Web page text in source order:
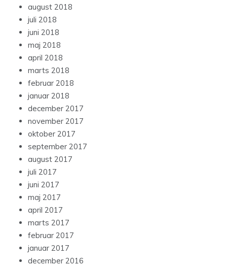
august 2018
juli 2018
juni 2018
maj 2018
april 2018
marts 2018
februar 2018
januar 2018
december 2017
november 2017
oktober 2017
september 2017
august 2017
juli 2017
juni 2017
maj 2017
april 2017
marts 2017
februar 2017
januar 2017
december 2016